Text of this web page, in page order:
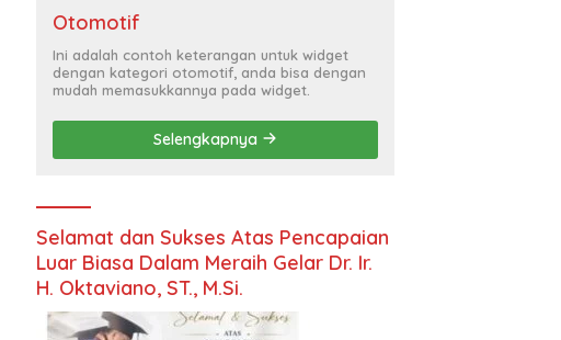
Otomotif
Ini adalah contoh keterangan untuk widget
dengan kategori otomotif, anda bisa dengan
mudah memasukkannya pada widget.
Selengkapnya
Selamat dan Sukses Atas Pencapaian
Luar Biasa Dalam Meraih Gelar Dr. Ir.
H. Oktaviano, ST., M.Si.